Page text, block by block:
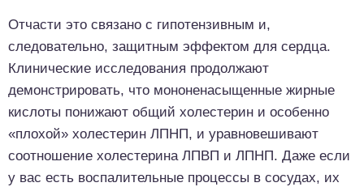
Отчасти это связано с гипотензивным и,
следовательно, защитным эффектом для сердца.
Клинические исследования продолжают
демонстрировать, что мононенасыщенные жирные
кислоты понижают общий холестерин и особенно
«плохой» холестерин ЛПНП, и уравновешивают
соотношение холестерина ЛПВП и ЛПНП. Даже если
у вас есть воспалительные процессы в сосудах, их